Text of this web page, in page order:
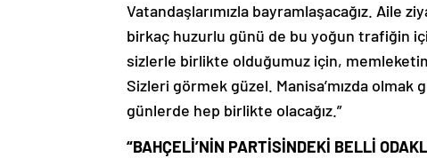
Vatandaşlarımızla bayramlaşacağız. Aile
birkaç huzurlu günü de bu yoğun trafiğin
sizlerle birlikte olduğumuz için,
Sizleri görmek güzel. Manisa’mızda
günlerde hep birlikte olacağız.”
“BAHÇELİ’NİN PARTİSİNDEKİ BELLİ